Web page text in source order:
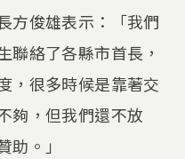
方俊雄表示：「我們
聯絡了各縣市首長，
，很多時候是靠著交
夠，但我們還不放
。」